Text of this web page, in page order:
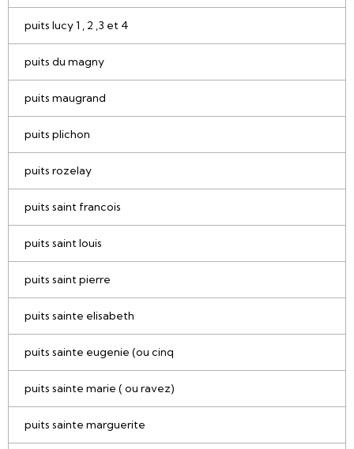
puits lucy 1 , 2 ,3 et 4
puits du magny
puits maugrand
puits plichon
puits rozelay
puits saint francois
puits saint louis
puits saint pierre
puits sainte elisabeth
puits sainte eugenie (ou cinq
puits sainte marie ( ou ravez)
puits sainte marguerite